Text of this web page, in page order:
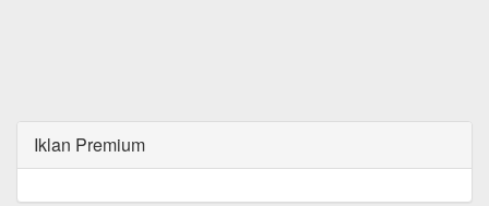
Iklan Premium